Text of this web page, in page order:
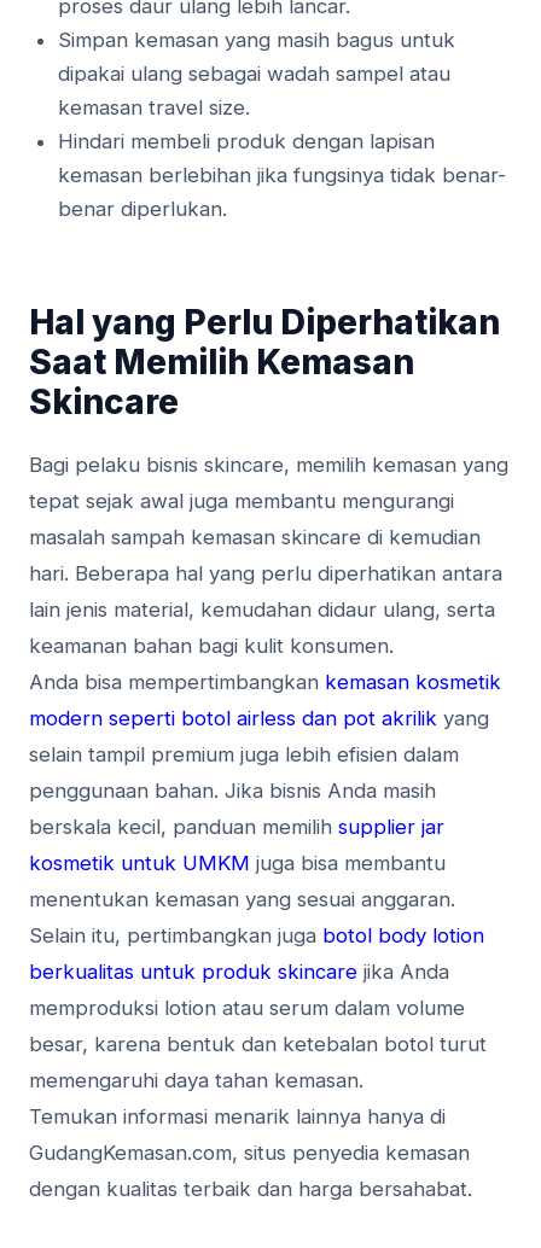
proses daur ulang lebih lancar.
Simpan kemasan yang masih bagus untuk
dipakai ulang sebagai wadah sampel atau
kemasan travel size.
Hindari membeli produk dengan lapisan
kemasan berlebihan jika fungsinya tidak benar-
benar diperlukan.
Hal yang Perlu Diperhatikan
Saat Memilih Kemasan
Skincare
Bagi pelaku bisnis skincare, memilih kemasan yang
tepat sejak awal juga membantu mengurangi
masalah sampah kemasan skincare di kemudian
hari. Beberapa hal yang perlu diperhatikan antara
lain jenis material, kemudahan didaur ulang, serta
keamanan bahan bagi kulit konsumen.
Anda bisa mempertimbangkan kemasan kosmetik
modern seperti botol airless dan pot akrilik yang
selain tampil premium juga lebih efisien dalam
penggunaan bahan. Jika bisnis Anda masih
berskala kecil, panduan memilih supplier jar
kosmetik untuk UMKM juga bisa membantu
menentukan kemasan yang sesuai anggaran.
Selain itu, pertimbangkan juga botol body lotion
berkualitas untuk produk skincare jika Anda
memproduksi lotion atau serum dalam volume
besar, karena bentuk dan ketebalan botol turut
memengaruhi daya tahan kemasan.
Temukan informasi menarik lainnya hanya di
GudangKemasan.com, situs penyedia kemasan
dengan kualitas terbaik dan harga bersahabat.